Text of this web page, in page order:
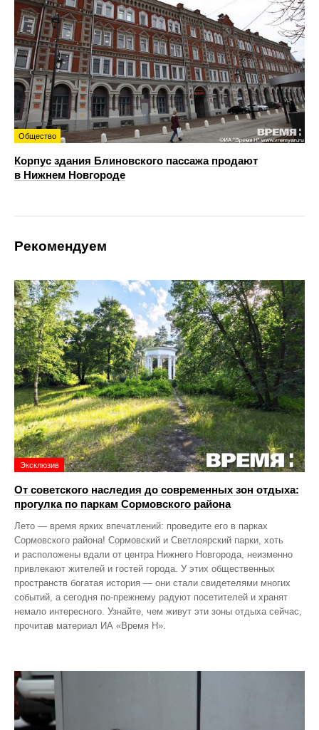
Общество
Корпус здания Блиновского пассажа продают
в Нижнем Новгороде
Рекомендуем
Эксклюзив
От советского наследия до современных зон отдыха:
прогулка по паркам Сормовского района
Лето — время ярких впечатлений: проведите его в парках
Сормовского района! Сормовский и Светлоярский парки, хоть
и расположены вдали от центра Нижнего Новгорода, неизменно
привлекают жителей и гостей города. У этих общественных
пространств богатая история — они стали свидетелями многих
событий, а сегодня по‑прежнему радуют посетителей и хранят
немало интересного. Узнайте, чем живут эти зоны отдыха сейчас,
прочитав материал ИА «Время Н».